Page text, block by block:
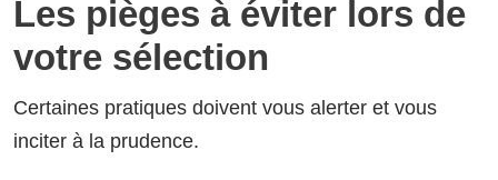
Les pièges à éviter lors de
votre sélection
Certaines pratiques doivent vous alerter et vous
inciter à la prudence.